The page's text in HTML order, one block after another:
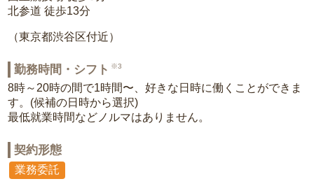
北参道 徒歩13分
（東京都渋谷区付近）
勤務時間・シフト ※3
8時～20時の間で1時間〜、好きな日時に働くことができま
す。(候補の日時から選択)
最低就業時間などノルマはありません。
契約形態
業務委託